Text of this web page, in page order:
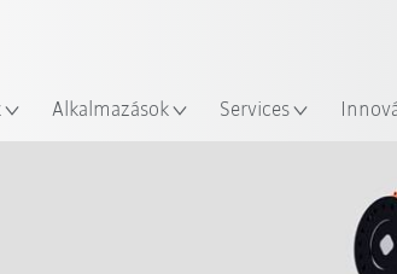
Alkalmazások Services